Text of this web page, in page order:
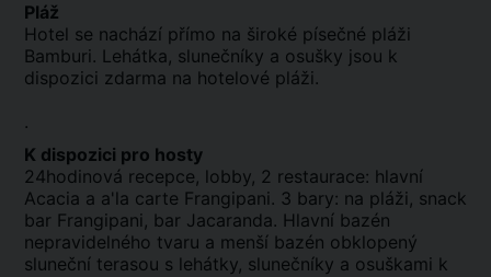
Pláž
Hotel se nachází přímo na široké písečné pláži
Bamburi. Lehátka, slunečníky a osušky jsou k
dispozici zdarma na hotelové pláži.
.
K dispozici pro hosty
24hodinová recepce, lobby, 2 restaurace: hlavní
Acacia a a'la carte Frangipani. 3 bary: na pláži, snack
bar Frangipani, bar Jacaranda. Hlavní bazén
nepravidelného tvaru a menší bazén obklopený
sluneční terasou s lehátky, slunečníky a osuškami k